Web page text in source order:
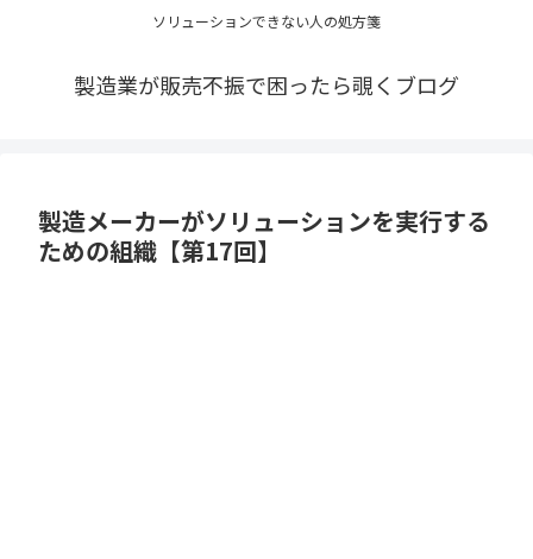
ソリューションできない人の処方箋
製造業が販売不振で困ったら覗くブログ
製造メーカーがソリューションを実行する
ための組織【第17回】